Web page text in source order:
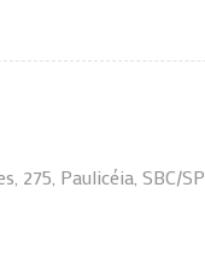
275, Paulicéia, SBC/SP